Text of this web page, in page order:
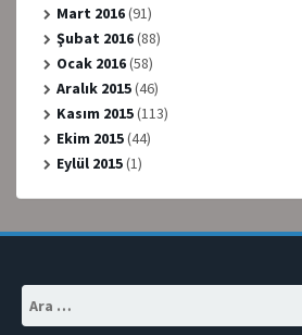
Mart 2016(91)
Şubat 2016(88)
Ocak 2016(58)
Aralık 2015(46)
Kasım 2015(113)
Ekim 2015(44)
Eylül 2015(1)